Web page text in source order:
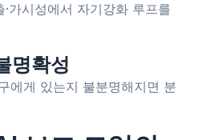
가시성에서 자기강화 루프를
명확성
에게 있는지 불분명해지면 분